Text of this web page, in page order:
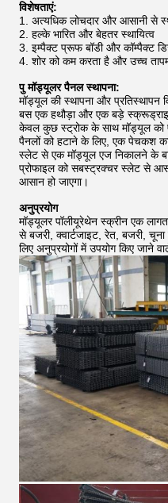
विशेषताएं:
1. अत्यधिक लोचदार और आसानी से
2. हल्के भारित और बेहतर स्थायित्व
3. इम्पैक्ट प्रूफ बॉडी और कॉम्पैक्ट
4. शोर को कम करता है और उच्च
पु मॉड्यूलर पैनल स्थापना:
मॉड्यूल की स्थापना और प्रतिस्थापन
बस एक हथौड़ा और एक बड़े
केवल कुछ स्ट्रोक के साथ मॉड्यूल को
पैनलों को हटाने के लिए, एक पेचकश का
स्लेट से एक मॉड्यूल एज निकालने के
प्रोफाइल को सबस्ट्रक्चर स्लेट से
आसान हो जाएगा।
अनुप्रयोग
मॉड्यूलर पॉलीयूरेथेन स्क्रीन एक
से बजरी, क्वार्टजाइट, रेत, बजरी,
लिए अनुप्रयोगों में उपयोग किए जाने